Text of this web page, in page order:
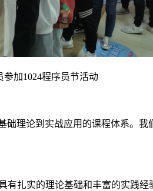
1024程序员节活动
论到实战应用的课程体系。我
实的理论基础和丰富的实践经